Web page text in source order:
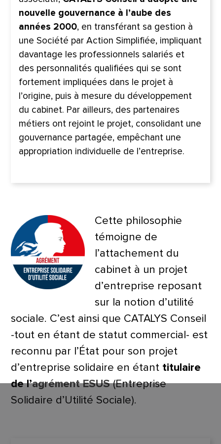
nouvelle gouvernance à l’aube des
années 2000, en transférant sa gestion à
une Société par Action Simplifiée, impliquant
davantage les professionnels salariés et
des personnalités qualifiées qui se sont
fortement impliquées dans le projet à
l’origine, puis à mesure du développement
du cabinet. Par ailleurs, des partenaires
métiers ont rejoint le projet, consolidant une
gouvernance partagée, empêchant une
appropriation individuelle de l’entreprise.
Cette philosophie
témoigne de
l’attachement du
cabinet à un projet
d’entreprise reposant
sur la notion d’utilité
sociale. C’est ainsi que CATALYS Conseil
-tout en étant de statut commercial- est
reconnu par l’État pour son projet
d’entreprise solidaire en étant titulaire
de l’agrément ESUS(Entreprise
Solidaire d’Utilité Sociale).